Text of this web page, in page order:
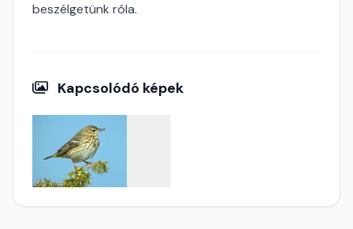
beszélgetünk róla.
Kapcsolódó képek